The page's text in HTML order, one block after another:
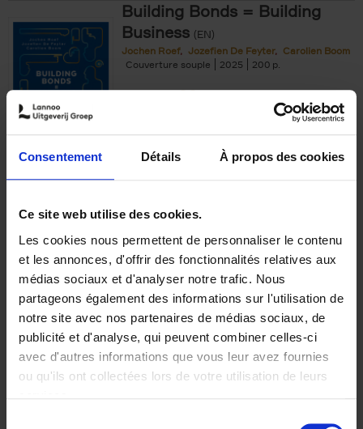
Consentement Détails À propos des cookies
Ce site web utilise des cookies.
Les cookies nous permettent de personnaliser le contenu
et les annonces, d'offrir des fonctionnalités relatives aux
médias sociaux et d'analyser notre trafic. Nous
partageons également des informations sur l'utilisation de
notre site avec nos partenaires de médias sociaux, de
publicité et d'analyse, qui peuvent combiner celles-ci
avec d'autres informations que vous leur avez fournies
ou qu'ils ont collectées lors de votre utilisation de leurs
Building Bonds = Building
Business (EN)
Jochen Roef Jozefien De Feyter
Carolien Boom
Couverture souple
2025 200
€29,99
Optichannel Retail. Beyond
the Digital Hysteria
Gino Van Ossel
Autre finition
2019 350
€29,99